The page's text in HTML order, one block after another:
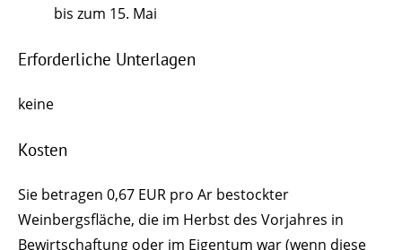
bis zum 15. Mai
Erforderliche Unterlagen
keine
Kosten
Sie betragen 0,67 EUR pro Ar bestockter
Weinbergsfläche, die im Herbst des Vorjahres in
Bewirtschaftung oder im Eigentum war(wenn diese